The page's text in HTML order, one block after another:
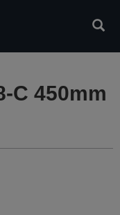
C 450mm